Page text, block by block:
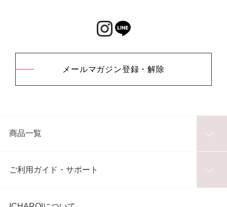
メールマガジン登録・解除
商品一覧
ご利用ガイド・サポート